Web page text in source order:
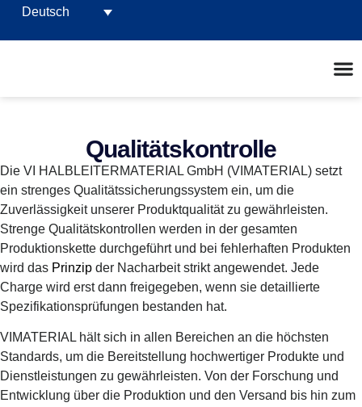
Deutsch
Qualitätskontrolle
Die VI HALBLEITERMATERIAL GmbH (VIMATERIAL) setzt
ein strenges Qualitätssicherungssystem ein, um die
Zuverlässigkeit unserer Produktqualität zu gewährleisten.
Strenge Qualitätskontrollen werden in der gesamten
Produktionskette durchgeführt und bei fehlerhaften Produkten
wird das Prinzip der Nacharbeit strikt angewendet. Jede
Charge wird erst dann freigegeben, wenn sie detaillierte
Spezifikationsprüfungen bestanden hat.
VIMATERIAL hält sich in allen Bereichen an die höchsten
Standards, um die Bereitstellung hochwertiger Produkte und
Dienstleistungen zu gewährleisten. Von der Forschung und
Entwicklung über die Produktion und den Versand bis hin zum